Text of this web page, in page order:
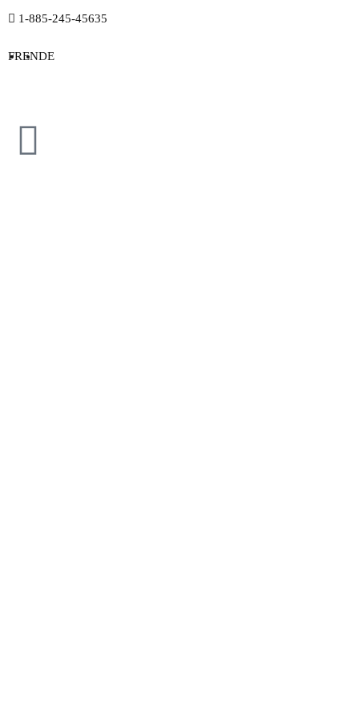
1-885-245-45635
FRENDE